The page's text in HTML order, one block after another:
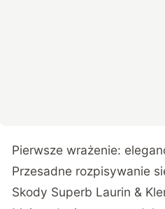
Pierwsze wrażenie:
Przesadne rozpisywanie
Skody Superb Laurin &